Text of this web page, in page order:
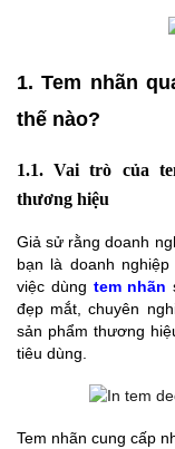
1. Tem nhãn
thế nào?
1.1. Vai trò của
thương hiệu
Giả sử rằng doanh
bạn là doanh
việc dùng tem nhãn
đẹp mắt, chuyên
sản phẩm thương
tiêu dùng.
Tem nhãn cung cấp